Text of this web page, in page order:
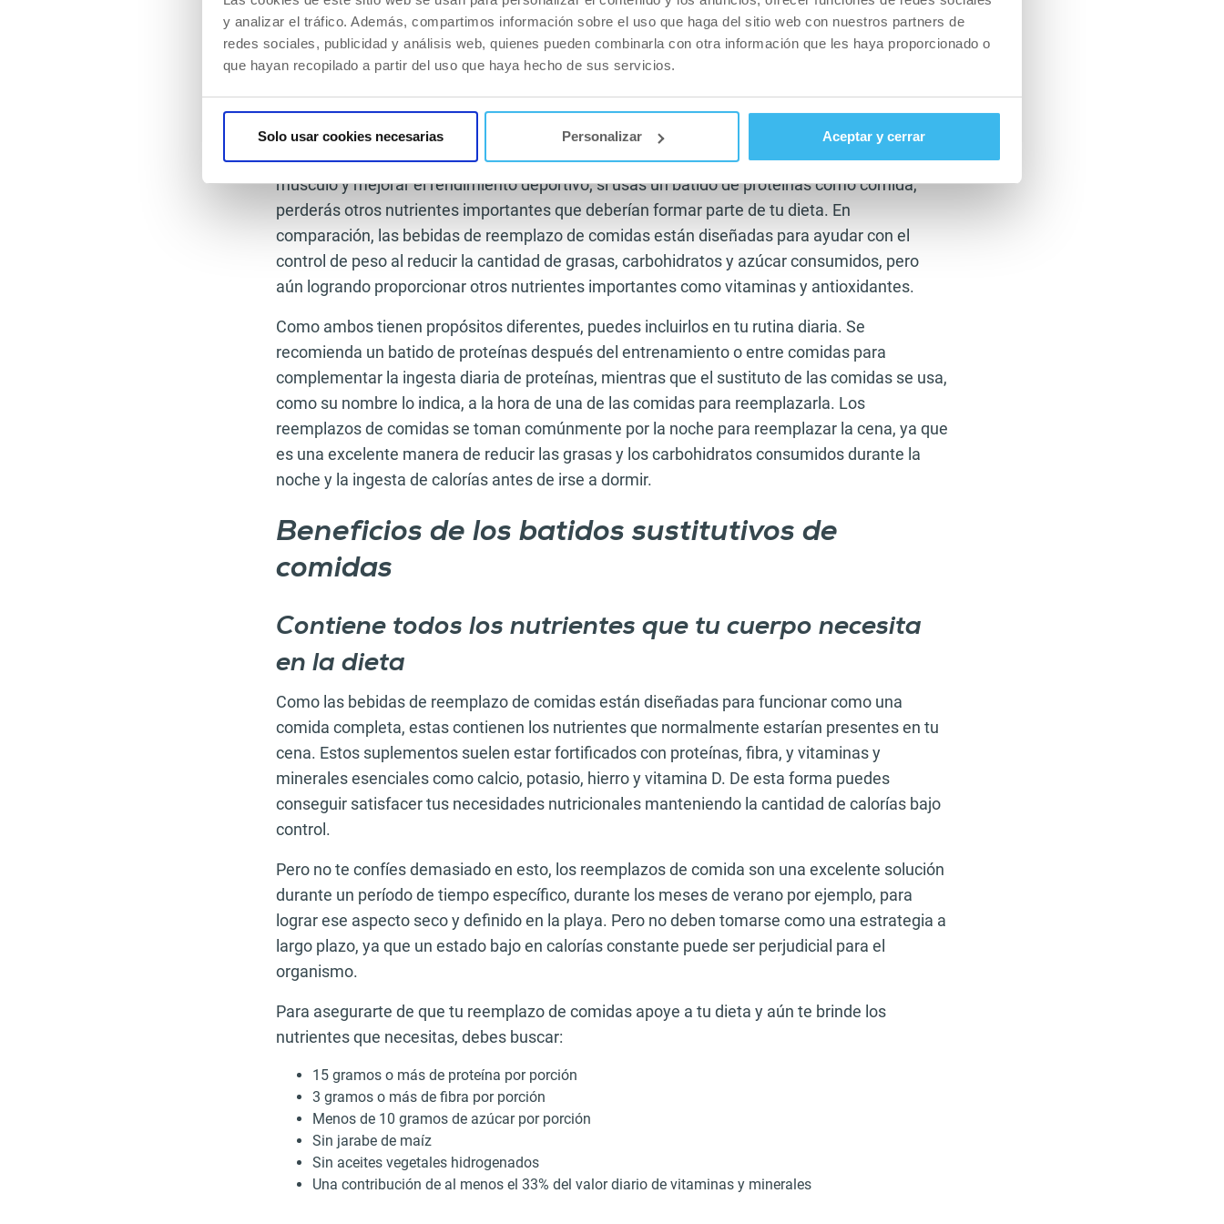
y analizar el tráfico. Además, compartimos información sobre el uso que haga del sitio web con nuestros partners de
redes sociales, publicidad y análisis web, quienes pueden combinarla con otra información que les haya proporcionado o
que hayan recopilado a partir del uso que haya hecho de sus servicios.
Solo usar cookies necesarias Personalizar Aceptar y cerrar
proteínas?
Estos dos a menudo se confunden entre sí pero, en palabras simples, la diferencia radica en
su composición nutricional.
Los batidos de proteínas NO deben consumirse con la intención de reemplazar una comida,
ya que su función es apoyar la ingesta de proteínas en una dieta diseñada para ganar
músculo y mejorar el rendimiento deportivo; si usas un batido de proteínas como comida,
perderás otros nutrientes importantes que deberían formar parte de tu dieta. En
comparación, las bebidas de reemplazo de comidas están diseñadas para ayudar con el
control de peso al reducir la cantidad de grasas, carbohidratos y azúcar consumidos, pero
aún logrando proporcionar otros nutrientes importantes como vitaminas y antioxidantes.
Como ambos tienen propósitos diferentes, puedes incluirlos en tu rutina diaria. Se
recomienda un batido de proteínas después del entrenamiento o entre comidas para
complementar la ingesta diaria de proteínas, mientras que el sustituto de las comidas se usa,
como su nombre lo indica, a la hora de una de las comidas para reemplazarla. Los
reemplazos de comidas se toman comúnmente por la noche para reemplazar la cena, ya que
es una excelente manera de reducir las grasas y los carbohidratos consumidos durante la
noche y la ingesta de calorías antes de irse a dormir.
Beneficios de los batidos sustitutivos de
comidas
Contiene todos los nutrientes que tu cuerpo necesita
en la dieta
Como las bebidas de reemplazo de comidas están diseñadas para funcionar como una
comida completa, estas contienen los nutrientes que normalmente estarían presentes en tu
cena. Estos suplementos suelen estar fortificados con proteínas, fibra, y vitaminas y
minerales esenciales como calcio, potasio, hierro y vitamina D. De esta forma puedes
conseguir satisfacer tus necesidades nutricionales manteniendo la cantidad de calorías bajo
control.
Pero no te confíes demasiado en esto, los reemplazos de comida son una excelente solución
durante un período de tiempo específico, durante los meses de verano por ejemplo, para
lograr ese aspecto seco y definido en la playa. Pero no deben tomarse como una estrategia a
largo plazo, ya que un estado bajo en calorías constante puede ser perjudicial para el
organismo.
Para asegurarte de que tu reemplazo de comidas apoye a tu dieta y aún te brinde los
nutrientes que necesitas, debes buscar:
15 gramos o más de proteína por porción
3 gramos o más de fibra por porción
Menos de 10 gramos de azúcar por porción
Sin jarabe de maíz
Sin aceites vegetales hidrogenados
Una contribución de al menos el 33% del valor diario de vitaminas y minerales